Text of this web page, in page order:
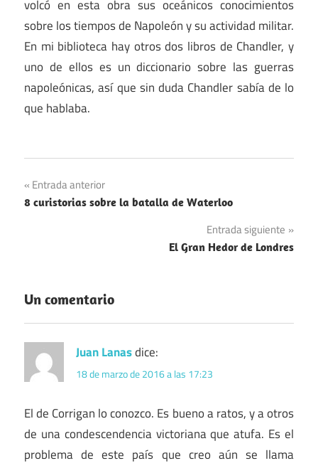
volcó en esta obra sus oceánicos conocimientos
sobre los tiempos de Napoleón y su actividad militar.
En mi biblioteca hay otros dos libros de Chandler, y
uno de ellos es un diccionario sobre las guerras
napoleónicas, así que sin duda Chandler sabía de lo
que hablaba.
Navegación
de
Entrada anterior
8 curistorias sobre la batalla de Waterloo
Entrada siguiente
El Gran Hedor de Londres
Un comentario
Juan Lanasdice:
18 de marzo de 2016 a las 17:23
El de Corrigan lo conozco. Es bueno a ratos, y a otros
de una condescendencia victoriana que atufa. Es el
problema de este país que creo aún se llama